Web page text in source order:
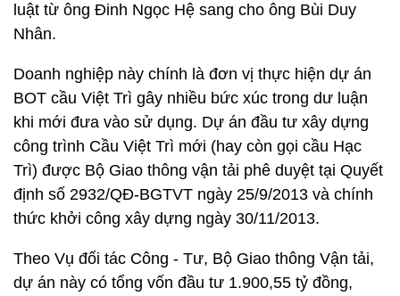
luật từ ông Đinh Ngọc Hệ sang cho ông Bùi Duy
Nhân.
Doanh nghiệp này chính là đơn vị thực hiện dự án
BOT cầu Việt Trì gây nhiều bức xúc trong dư luận
khi mới đưa vào sử dụng. Dự án đầu tư xây dựng
công trình Cầu Việt Trì mới (hay còn gọi cầu Hạc
Trì) được Bộ Giao thông vận tải phê duyệt tại Quyết
định số 2932/QĐ-BGTVT ngày 25/9/2013 và chính
thức khởi công xây dựng ngày 30/11/2013.
Theo Vụ đối tác Công - Tư, Bộ Giao thông Vận tải,
dự án này có tổng vốn đầu tư 1.900,55 tỷ đồng,